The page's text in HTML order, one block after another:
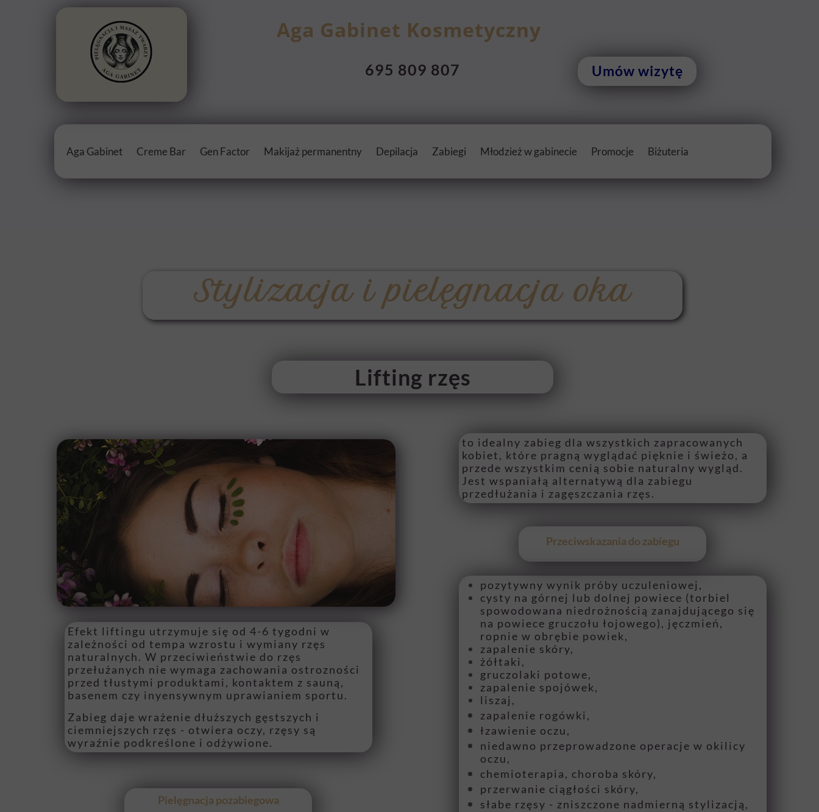
Aga Gabinet Creme Bar Gen Factor Makijaż permanentny Depilacja Zabiegi
Stylizacja i pielęgnacja oka
Masaż japoński
Młodzież w gabinecie Promocje Biżuteria
Aga Gabinet Kosmetyczny
695 809 807 Umów wizytę
Stylizacja i pielęgnacja oka
Lifting rzęs
pozytywny wynik próby uczuleniowej,
cysty na górnej lub dolnej powiece (torbiel
spowodowana niedrożnością zanajdującego się
na powiece gruczołu łojowego), jęczmień,
ropnie w obrębie powiek,
zapalenie skóry,
żółtaki,
gruczolaki potowe,
zapalenie spojówek,
liszaj,
zapalenie rogówki,
łzawienie oczu,
niedawno przeprowadzone operacje w okilicy
oczu,
chemioterapia, choroba skóry,
przerwanie ciągłości skóry,
słabe rzęsy - zniszczone nadmierną stylizacją,
Przeciwskazania do zabiegu
Efekt liftingu utrzymuje się od 4-6 tygodni w
zależności od tempa wzrostu i wymiany rzęs
naturalnych. W przeciwieństwie do rzęs
przełużanych nie wymaga zachowania ostrozności
przed tłustymi produktami, kontaktem z sauną,
basenem czy inyensywnym uprawianiem sportu.
Zabieg daje wrażenie dłuższych gęstszych i
ciemniejszych rzęs - otwiera oczy, rzęsy są
wyraźnie podkreślone i odżywione.
to idealny zabieg dla wszystkich zapracowanych
kobiet, które pragną wyglądać pięknie i świeżo, a
przede wszystkim cenią sobie naturalny wygląd.
Jest wspaniałą alternatywą dla zabiegu
przedłużania i zagęszczania rzęs.
Pielęgnacja pozabiegowa